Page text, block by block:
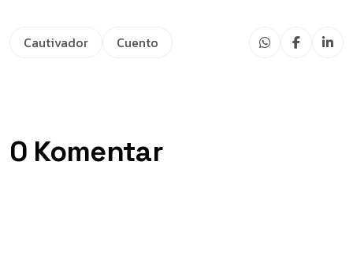
Cautivador Cuento
0 Komentar